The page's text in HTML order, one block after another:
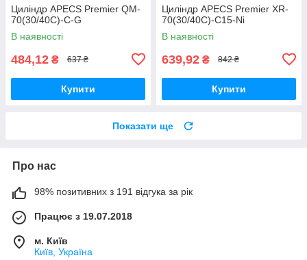
Циліндр APECS Premier QM-
70(30/40C)-C-G
В наявності
484,12 ₴ 637 ₴
Купити
Циліндр APECS Premier XR-
70(30/40C)-C15-Ni
В наявності
639,92 ₴ 842 ₴
Купити
Показати ще
Про нас
98% позитивних з 191 відгука за рік
Працює з 19.07.2018
м. Київ
Київ, Україна